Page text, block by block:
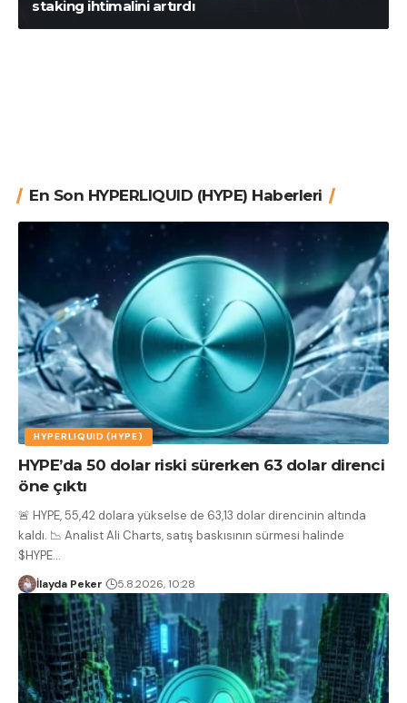
staking ihtimalini artırdı
En Son HYPERLIQUID (HYPE) Haberleri
HYPERLIQUID (HYPE)
HYPE’da 50 dolar riski sürerken 63 dolar direnci
öne çıktı
🚨 HYPE, 55,42 dolara yükselse de 63,13 dolar direncinin altında
kaldı. 📉 Analist Ali Charts, satış baskısının sürmesi halinde
$HYPE…
İlayda Peker 5.8.2026, 10:28